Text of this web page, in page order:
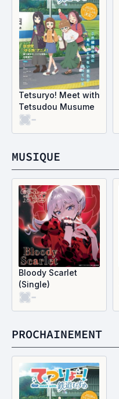
Tetsuryo! Meet with
Tetsudou Musume
-
MUSIQUE
Bloody Scarlet
(Single)
-
PROCHAINEMENT